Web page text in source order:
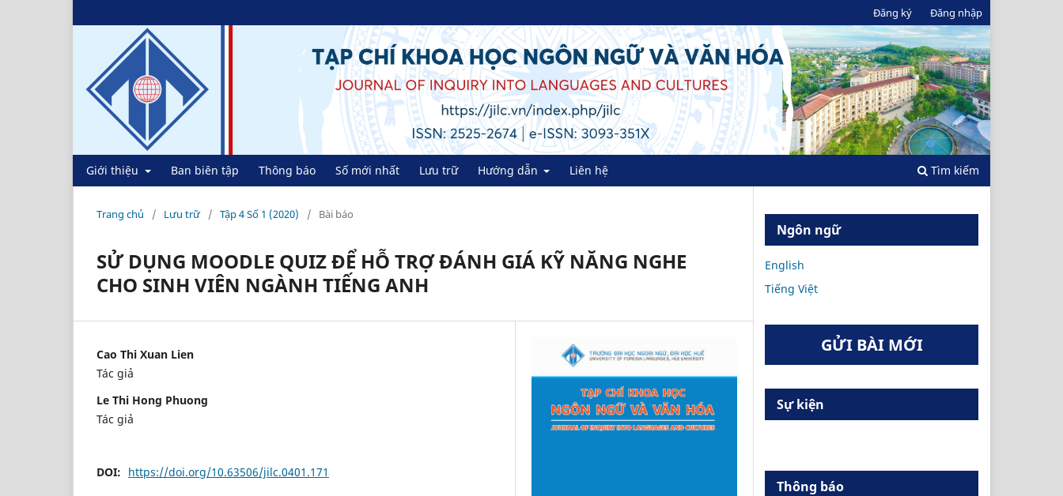
Giới thiệu Ban biên tập Thông báo Số mới nhất Lưu trữ Hướng dẫn Liên hệ Tìm kiếm
Đăng ký Đăng nhập
Trang chủ / Lưu trữ / Tập 4 Số 1 (2020) / Bài báo
SỬ DỤNG MOODLE QUIZ ĐỂ HỖ TRỢ ĐÁNH GIÁ KỸ NĂNG NGHE
CHO SINH VIÊN NGÀNH TIẾNG ANH
Cao Thi Xuan Lien
Tác giả
Le Thi Hong Phuong
Tác giả
DOI: https://doi.org/10.63506/jilc.0401.171
Ngôn ngữ
English
Tiếng Việt
GỬI BÀI MỚI
Sự kiện
Thông báo